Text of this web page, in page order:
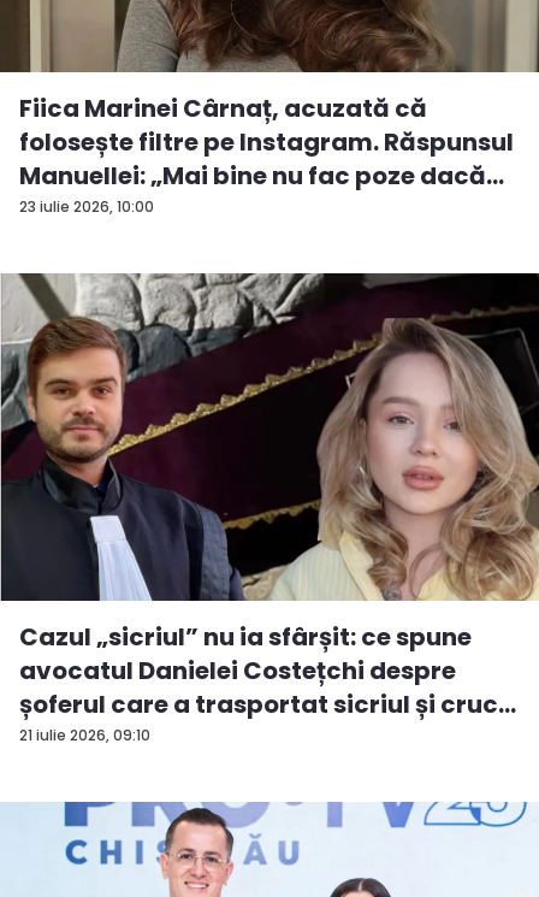
23 iulie 2026, 10:00
Fiica Marinei Cârnaț, acuzată că
folosește filtre pe Instagram. Răspunsul
Manuellei: „Mai bine nu fac poze dacă...
21 iulie 2026, 09:10
Cazul „sicriul” nu ia sfârșit: ce spune
avocatul Danielei Costețchi despre
șoferul care a trasportat sicriul și cruc...